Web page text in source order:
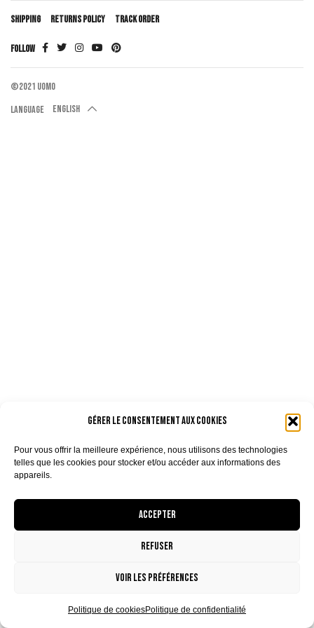
Gérer le consentement aux cookies
Pour vous offrir la meilleure expérience, nous utilisons des technologies
telles que les cookies pour stocker et/ou accéder aux informations des
appareils.
Accepter
Refuser
Voir les préférences
Politique de cookiesPolitique de confidentialité
SHIPPING RETURNS POLICY TRACK ORDER
FOLLOW
©2021 UOMO
Language
English